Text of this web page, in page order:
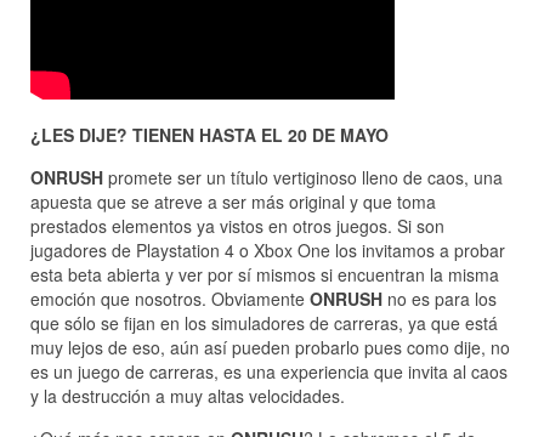
¿LES DIJE? TIENEN HASTA EL 20 DE MAYO
ONRUSH promete ser un título vertiginoso lleno de caos, una
apuesta que se atreve a ser más original y que toma
prestados elementos ya vistos en otros juegos. Si son
jugadores de Playstation 4 o Xbox One los invitamos a probar
esta beta abierta y ver por sí mismos si encuentran la misma
emoción que nosotros. Obviamente ONRUSH no es para los
que sólo se fijan en los simuladores de carreras, ya que está
muy lejos de eso, aún así pueden probarlo pues como dije, no
es un juego de carreras, es una experiencia que invita al caos
y la destrucción a muy altas velocidades.